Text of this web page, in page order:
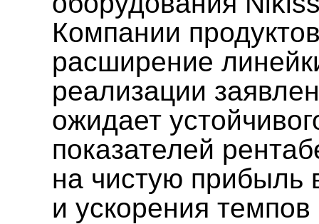
Компании
расширение
реализации
ожидает
показателей
на чистую прибыль
и ускорения